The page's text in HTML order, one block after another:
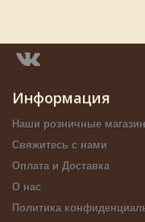
Информация
Наши розничные
Свяжитесь с нами
Оплата и Доставка
О нас
Политика